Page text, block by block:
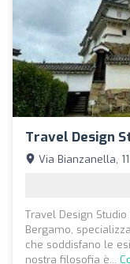
Travel Design
Via Bianzanella,
Travel Design
Bergamo,
che soddisfano le
nostra filosofia è...